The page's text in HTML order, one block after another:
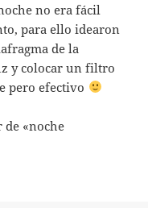
no era fácil
para ello idearon
de la
y colocar un filtro
pero efectivo
de «noche